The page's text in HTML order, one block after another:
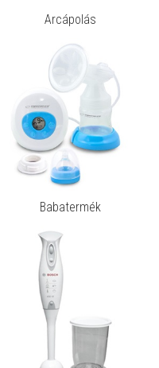
Arcápolás
Babatermék